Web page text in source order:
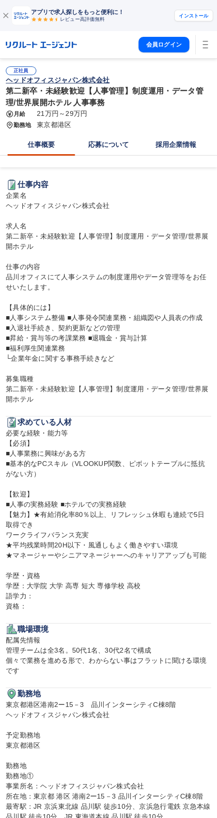
アプリで求人探しをもっと便利に！
レビュー高評価無料
インストール
会員ログイン
正社員
ヘッドオフィスジャパン株式会社
第二新卒・未経験歓迎【人事管理】制度運用・データ管
理/世界展開ホテル 人事事務
月給 21万円～29万円
勤務地 東京都港区
仕事概要 応募について 採用企業情報
仕事内容
企業名
ヘッドオフィスジャパン株式会社
求人名
第二新卒・未経験歓迎【人事管理】制度運用・データ管理/世界展
開ホテル
仕事の内容
品川オフィスにて人事システムの制度運用やデータ管理等をお任
せいたします。
【具体的には】
■人事システム整備 ■人事発令関連業務・組織図や人員表の作成
■入退社手続き、契約更新などの管理
■昇給・賞与等の考課業務 ■退職金・賞与計算
■福利厚生関連業務
└企業年金に関する事務手続きなど
募集職種
第二新卒・未経験歓迎【人事管理】制度運用・データ管理/世界展
開ホテル
求めている人材
必要な経験・能力等
【必須】
■人事業務に興味がある方
■基本的なPCスキル（VLOOKUP関数、ピボットテーブルに抵抗
がない方）
【歓迎】
■人事の実務経験 ■ホテルでの実務経験
【魅力】★有給消化率80％以上、リフレッシュ休暇も連続で5日
取得でき
ワークライフバランス充実
★平均残業時間20H以下・風通しもよく働きやすい環境
★マネージャーやシニアマネージャーへのキャリアアップも可能
学歴・資格
学歴：大学院 大学 高専 短大 専修学校 高校
語学力：
資格：
職場環境
配属先情報
管理チームは全3名。50代1名、30代2名で構成
個々で業務を進める形で、わからない事はフラットに聞ける環境
です
勤務地
東京都港区港南2ー15－3　品川インターシティC棟8階
ヘッドオフィスジャパン株式会社
予定勤務地
東京都港区
勤務地
勤務地①
事業所名：ヘッドオフィスジャパン株式会社
所在地：東京都 港区 港南2ー15－3 品川インターシティC棟8階
最寄駅：JR 京浜東北線 品川駅 徒歩10分、京浜急行電鉄 京急本線